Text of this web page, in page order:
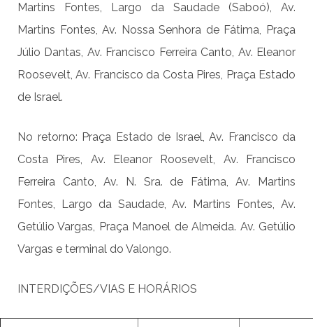
Martins Fontes, Largo da Saudade (Saboó), Av.
Martins Fontes, Av. Nossa Senhora de Fátima, Praça
Júlio Dantas, Av. Francisco Ferreira Canto, Av. Eleanor
Roosevelt, Av. Francisco da Costa Pires, Praça Estado
de Israel.
No retorno: Praça Estado de Israel, Av. Francisco da
Costa Pires, Av. Eleanor Roosevelt, Av. Francisco
Ferreira Canto, Av. N. Sra. de Fátima, Av. Martins
Fontes, Largo da Saudade, Av. Martins Fontes, Av.
Getúlio Vargas, Praça Manoel de Almeida. Av. Getúlio
Vargas e terminal do Valongo.
INTERDIÇÕES/VIAS E HORÁRIOS